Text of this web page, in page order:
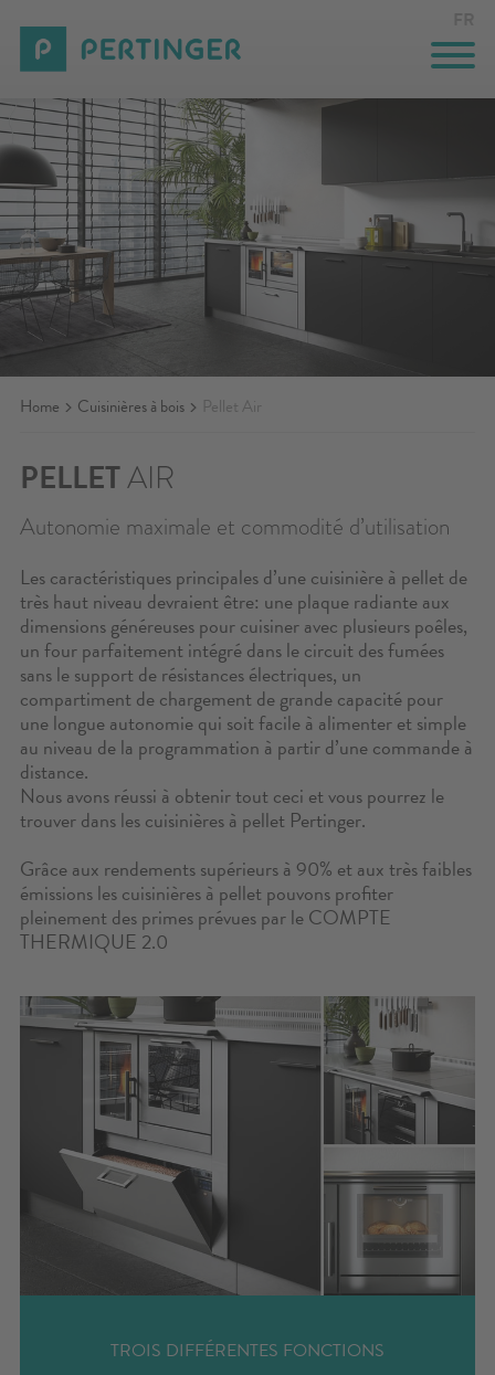
CUISINIÈRES
THERMO-CUISINIÈRES
GASTRONOMIE
SOLUTIONS SUR MESURE
ENTREPRISE
ÉVÉNEMENTS
CONTACT
CONFIGURATEUR
ZONE RÉSERVÉE
Home Cuisinières à bois Pellet Air
PELLETAIR
Autonomie maximale et commodité d’utilisation
Les caractéristiques principales d’une cuisinière à pellet de
très haut niveau devraient être: une plaque radiante aux
dimensions généreuses pour cuisiner avec plusieurs poêles,
un four parfaitement intégré dans le circuit des fumées
sans le support de résistances électriques, un
compartiment de chargement de grande capacité pour
une longue autonomie qui soit facile à alimenter et simple
au niveau de la programmation à partir d’une commande à
distance.
Nous avons réussi à obtenir tout ceci et vous pourrez le
trouver dans les cuisinières à pellet Pertinger.
Grâce aux rendements supérieurs à 90% et aux très faibles
émissions les cuisinières à pellet pouvons profiter
pleinement des primes prévues par le COMPTE
THERMIQUE 2.0
TROIS DIFFÉRENTES FONCTIONS